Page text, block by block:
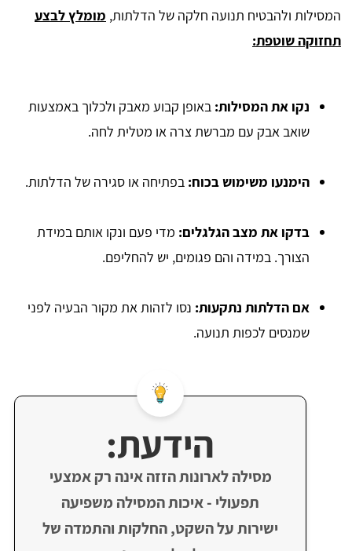
המסילות ולהבטיח תנועה חלקה של הדלתות, מומלץ לבצע
תחזוקה שוטפת:
נקו את המסילות: באופן קבוע מאבק ולכלוך באמצעות
שואב אבק עם מברשת צרה או מטלית לחה.
הימנעו משימוש בכוח: בפתיחה או סגירה של הדלתות.
בדקו את מצב הגלגלים: מדי פעם ונקו אותם במידת
הצורך. במידה והם פגומים, יש להחליפם.
אם הדלתות נתקעות: נסו לזהות את מקור הבעיה לפני
שמנסים לכפות תנועה.
הידעת:
מסילה לארונות הזזה אינה רק אמצעי
תפעולי - איכות המסילה משפיעה
ישירות על השקט, החלקות והתמדה של